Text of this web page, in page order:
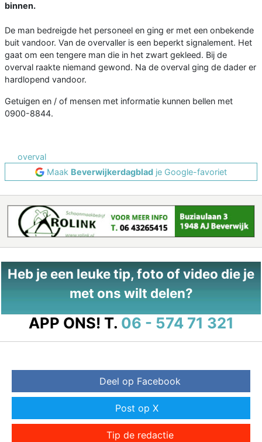
binnen.
De man bedreigde het personeel en ging er met een onbekende
buit vandoor. Van de overvaller is een beperkt signalement. Het
gaat om een tengere man die in het zwart gekleed. Bij de
overval raakte niemand gewond. Na de overval ging de dader er
hardlopend vandoor.
Getuigen en / of mensen met informatie kunnen bellen met
0900-8844.
overval
Maak Beverwijkerdagblad je Google-favoriet
Heb je een leuke tip, foto of video die je
met ons wilt delen?
APP ONS! T. 06 - 574 71 321
Deel op Facebook
Post op X
Tip de redactie